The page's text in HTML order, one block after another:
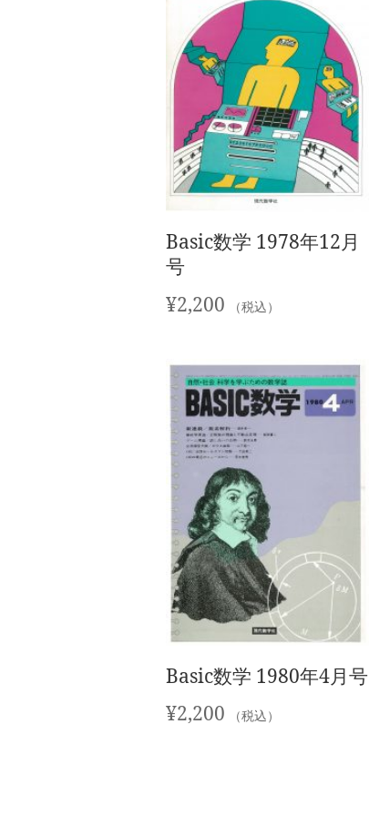
Basic数学 1978年12月
号
¥2,200 （税込）
Basic数学 1980年4月号
¥2,200 （税込）